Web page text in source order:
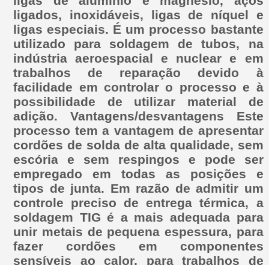
ligados, inoxidáveis, ligas de níquel e
ligas especiais. É um processo bastante
utilizado para soldagem de tubos, na
indústria aeroespacial e nuclear e em
trabalhos de reparação devido à
facilidade em controlar o processo e à
possibilidade de utilizar material de
adição. Vantagens/desvantagens Este
processo tem a vantagem de apresentar
cordões de solda de alta qualidade, sem
escória e sem respingos e pode ser
empregado em todas as posições e
tipos de junta. Em razão de admitir um
controle preciso de entrega térmica, a
soldagem TIG é a mais adequada para
unir metais de pequena espessura, para
fazer cordões em componentes
sensíveis ao calor, para trabalhos de